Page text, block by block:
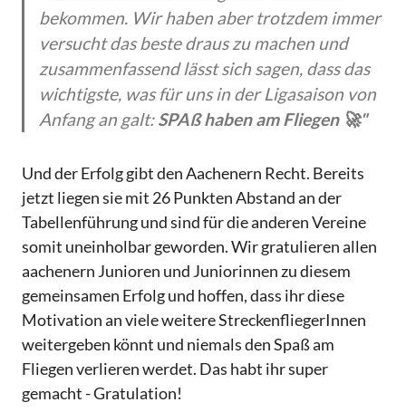
bekommen. Wir haben aber trotzdem immer
versucht das beste draus zu machen und
zusammenfassend lässt sich sagen, dass das
wichtigste, was für uns in der Ligasaison von
Anfang an galt:SPAß haben am Fliegen 🚀"
Und der Erfolg gibt den Aachenern Recht. Bereits
jetzt liegen sie mit 26 Punkten Abstand an der
Tabellenführung und sind für die anderen Vereine
somit uneinholbar geworden. Wir gratulieren allen
aachenern Junioren und Juniorinnen zu diesem
gemeinsamen Erfolg und hoffen, dass ihr diese
Motivation an viele weitere StreckenfliegerInnen
weitergeben könnt und niemals den Spaß am
Fliegen verlieren werdet. Das habt ihr super
gemacht - Gratulation!